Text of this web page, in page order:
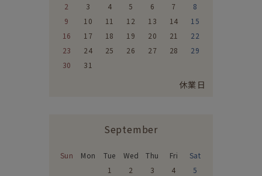
2
3 4 5 6 7
8
9
10 11 12 13 14
15
16
17 18 19 20 21
22
23
24 25 26 27 28
29
30
31
休業日
September
Sun Mon Tue Wed Thu Fri
Sat
1
2 3 4
5